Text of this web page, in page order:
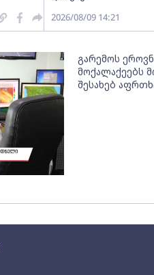
2026/08/09 14:21
გარემოს
მოქალაქეებს
შესახებ